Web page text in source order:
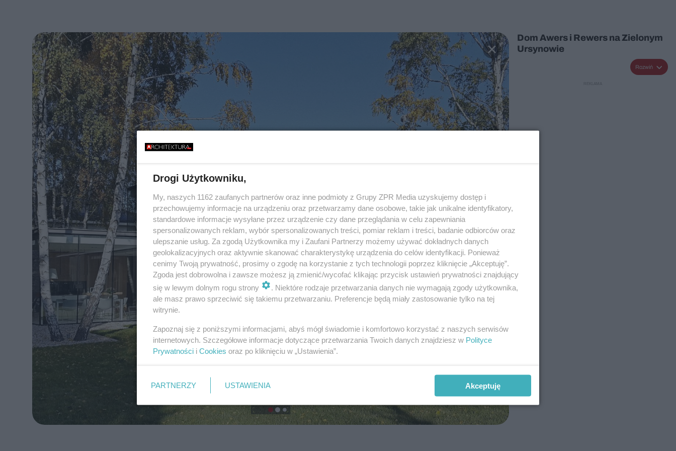
Dom Awers i Rewers na Zielonym
Ursynowie
Rozwiń
Drogi Użytkowniku,
My, naszych 1162 zaufanych partnerów oraz inne podmioty z Grupy ZPR Media uzyskujemy dostęp i
przechowujemy informacje na urządzeniu oraz przetwarzamy dane osobowe, takie jak unikalne identyfikatory,
standardowe informacje wysyłane przez urządzenie czy dane przeglądania w celu zapewniania
spersonalizowanych reklam, wybór spersonalizowanych treści, pomiar reklam i treści, badanie odbiorców oraz
ulepszanie usług. Za zgodą Użytkownika my i Zaufani Partnerzy możemy używać dokładnych danych
geolokalizacyjnych oraz aktywnie skanować charakterystykę urządzenia do celów identyfikacji. Ponieważ
cenimy Twoją prywatność, prosimy o zgodę na korzystanie z tych technologii poprzez kliknięcie „Akceptuję”.
Zgoda jest dobrowolna i zawsze możesz ją zmienić/wycofać klikając przycisk ustawień prywatności znajdujący
się w lewym dolnym rogu strony
. Niektóre rodzaje przetwarzania danych nie wymagają zgody użytkownika,
ale masz prawo sprzeciwić się takiemu przetwarzaniu. Preferencje będą miały zastosowanie tylko na tej
witrynie.
Zapoznaj się z poniższymi informacjami, abyś mógł świadomie i komfortowo korzystać z naszych serwisów
internetowych. Szczegółowe informacje dotyczące przetwarzania Twoich danych znajdziesz w Polityce
Prywatności i Cookies oraz po kliknięciu w „Ustawienia”.
PARTNERZY USTAWIENIA Akceptuję